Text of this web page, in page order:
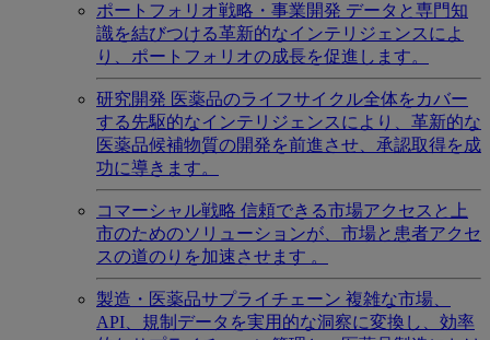
ポートフォリオ戦略・事業開発 データと専門知
識を結びつける革新的なインテリジェンスによ
り、ポートフォリオの成長を促進します。
研究開発 医薬品のライフサイクル全体をカバー
する先駆的なインテリジェンスにより、革新的な
医薬品候補物質の開発を前進させ、承認取得を成
功に導きます。
コマーシャル戦略 信頼できる市場アクセスと上
市のためのソリューションが、市場と患者アクセ
スの道のりを加速させます 。
製造・医薬品サプライチェーン 複雑な市場、
API、規制データを実用的な洞察に変換し、効率